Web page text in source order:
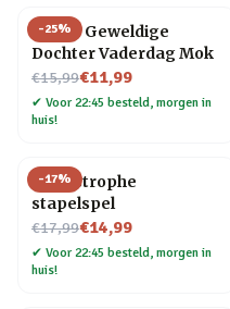
-25%
Meest Geweldige
Dochter Vaderdag Mok
€15,99
Nu voor€11,99
✔ Voor 22:45 besteld, morgen in
huis!
-17%
Cat-astrophe
stapelspel
€17,99
Nu voor€14,99
✔ Voor 22:45 besteld, morgen in
huis!